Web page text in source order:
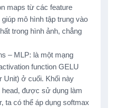
maps từ các feature
mô hình tập trung vào
trong hình ảnh, chẳng
– MLP: là một mạng
function GELU
Unit) ở cuối. Khối này
được sử dụng làm
ta có thể áp dụng softmax